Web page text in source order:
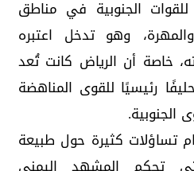
الجنوبية في مناطق
وهو تدخل اعتبره
خاصة أن الرياض كانت تُعد
رئيسيًا للقوى المناهضة
الجنوبية.
تساؤلات كثيرة حول طبيعة